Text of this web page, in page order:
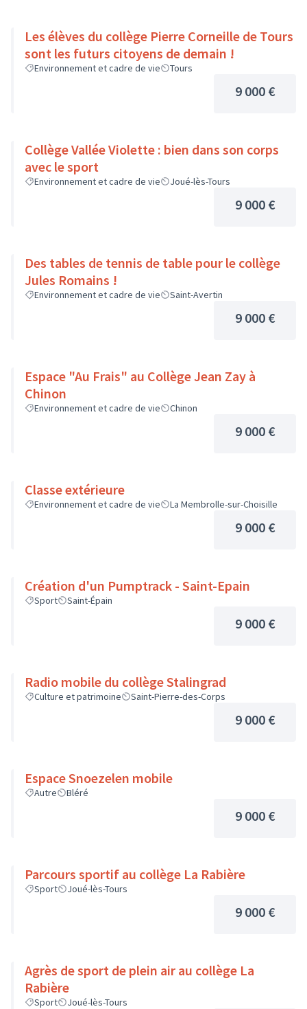
Les élèves du collège Pierre Corneille de Tours
sont les futurs citoyens de demain !
Environnement et cadre de vie Tours
9 000 €
Collège Vallée Violette : bien dans son corps
avec le sport
Environnement et cadre de vie Joué-lès-Tours
9 000 €
Des tables de tennis de table pour le collège
Jules Romains !
Environnement et cadre de vie Saint-Avertin
9 000 €
Espace "Au Frais" au Collège Jean Zay à
Chinon
Environnement et cadre de vie Chinon
9 000 €
Classe extérieure
Environnement et cadre de vie La Membrolle-sur-Choisille
9 000 €
Création d'un Pumptrack - Saint-Epain
Sport Saint-Épain
9 000 €
Radio mobile du collège Stalingrad
Culture et patrimoine Saint-Pierre-des-Corps
9 000 €
Espace Snoezelen mobile
Autre Bléré
9 000 €
Parcours sportif au collège La Rabière
Sport Joué-lès-Tours
9 000 €
Agrès de sport de plein air au collège La
Rabière
Sport Joué-lès-Tours